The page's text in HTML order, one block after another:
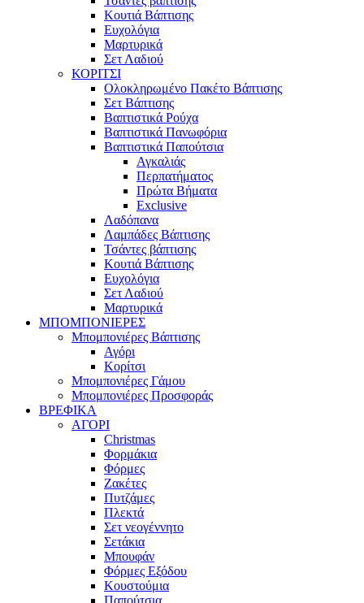
Κουτιά Βάπτισης
Ευχολόγια
Μαρτυρικά
Σετ Λαδιού
ΚΟΡΙΤΣΙ
Ολοκληρωμένο Πακέτο Βάπτισης
Σετ Βάπτισης
Βαπτιστικά Ρούχα
Βαπτιστικά Πανωφόρια
Βαπτιστικά Παπούτσια
Αγκαλιάς
Περπατήματος
Πρώτα Βήματα
Exclusive
Λαδόπανα
Λαμπάδες Βάπτισης
Τσάντες βάπτισης
Κουτιά Βάπτισης
Ευχολόγια
Σετ Λαδιού
Μαρτυρικά
ΜΠΟΜΠΟΝΙΕΡΕΣ
Μπομπονιέρες Βάπτισης
Αγόρι
Κορίτσι
Μπομπονιέρες Γάμου
Μπομπονιέρες Προσφοράς
ΒΡΕΦΙΚΑ
ΑΓΟΡΙ
Christmas
Φορμάκια
Φόρμες
Ζακέτες
Πυτζάμες
Πλεκτά
Σετ νεογέννητο
Σετάκια
Μπουφάν
Φόρμες Εξόδου
Κουστούμια